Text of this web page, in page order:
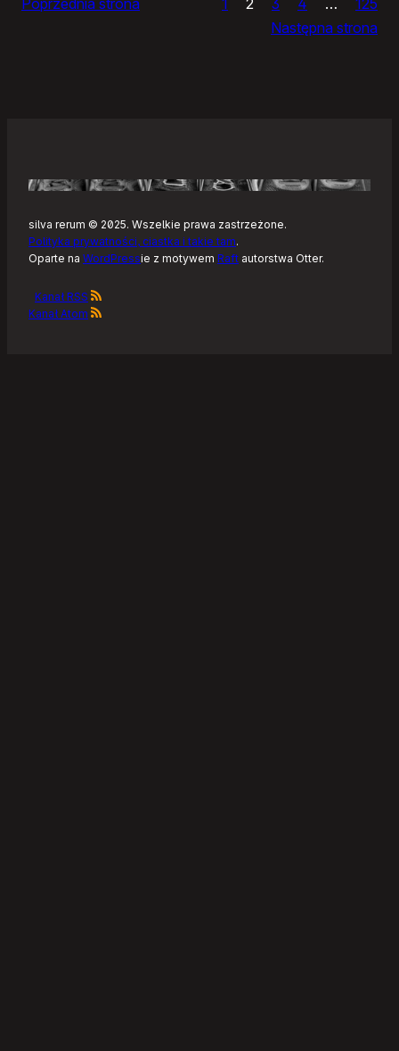
Następna strona
silva rerum © 2025. Wszelkie prawa zastrzeżone.
Polityka prywatności, ciastka i takie tam.
Oparte na WordPressie z motywem Raft autorstwa Otter.
Kanał RSS
Kanał Atom